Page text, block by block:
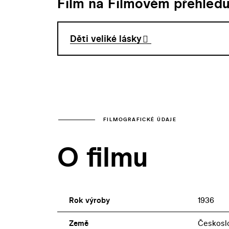
Děti veliké lásky
FILMOGRAFICKÉ ÚDAJE
O filmu
Rok výroby 1936
Země